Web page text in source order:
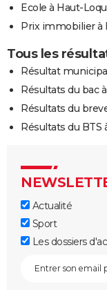
Ecole à Haut-
Prix immobilier à
Tous les
Résultat
Résultats du bac
Résultats du
Résultats du BTS
Actualité
Sport
Les dossiers